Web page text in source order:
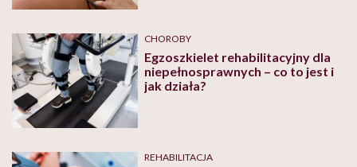
CHOROBY
Egzoszkielet rehabilitacyjny dla
niepełnosprawnych – co to jest i
jak działa?
REHABILITACJA